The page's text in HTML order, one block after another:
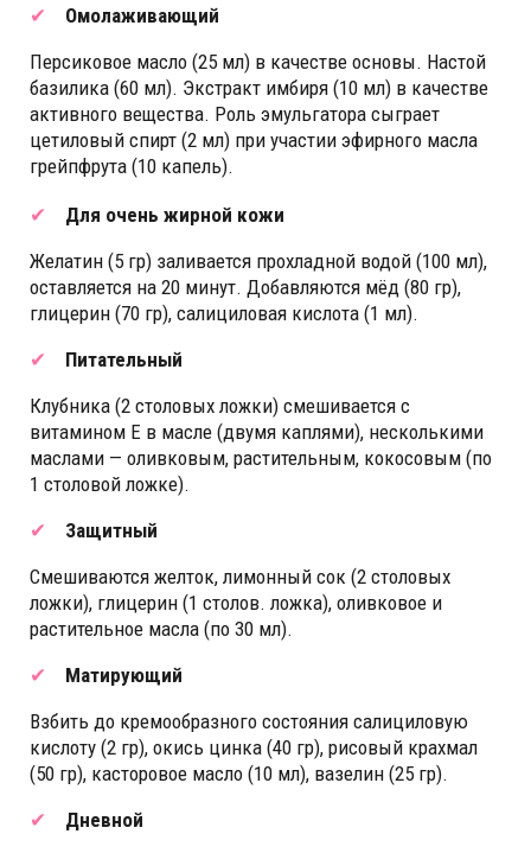
Омолаживающий
Персиковое масло (25 мл) в качестве основы. Настой
базилика (60 мл). Экстракт имбиря (10 мл) в качестве
активного вещества. Роль эмульгатора сыграет
цетиловый спирт (2 мл) при участии эфирного масла
грейпфрута (10 капель).
Для очень жирной кожи
Желатин (5 гр) заливается прохладной водой (100 мл),
оставляется на 20 минут. Добавляются мёд (80 гр),
глицерин (70 гр), салициловая кислота (1 мл).
Питательный
Клубника (2 столовых ложки) смешивается с
витамином E в масле (двумя каплями), несколькими
маслами — оливковым, растительным, кокосовым (по
1 столовой ложке).
Защитный
Смешиваются желток, лимонный сок (2 столовых
ложки), глицерин (1 столов. ложка), оливковое и
растительное масла (по 30 мл).
Матирующий
Взбить до кремообразного состояния салициловую
кислоту (2 гр), окись цинка (40 гр), рисовый крахмал
(50 гр), касторовое масло (10 мл), вазелин (25 гр).
Дневной